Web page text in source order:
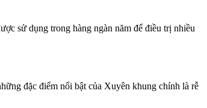
sử dụng trong hàng ngàn năm để điều trị nhiều
đặc điểm nổi bật của Xuyên khung chính là rễ